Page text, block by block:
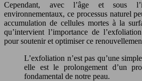
Cependant, avec l’âge et sous
environnementaux, ce processus naturel
accumulation de cellules mortes à la
qu’intervient l’importance de
pour soutenir et optimiser ce
L’exfoliation n’est pas qu’une
elle est le prolongement d’un
fondamental de notre peau.